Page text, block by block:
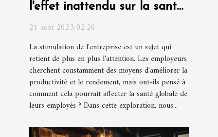
l'effet inattendu sur la santé
des employés
21 août 2023 02:20
La stimulation de l'entreprise est un sujet qui
retient de plus en plus l'attention. Les employeurs
cherchent constamment des moyens d'améliorer la
productivité et le rendement, mais ont-ils pensé à
comment cela pourrait affecter la santé globale de
leurs employés ? Dans cette exploration, nous...